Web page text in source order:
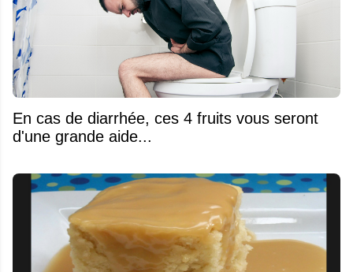
En cas de diarrhée, ces 4 fruits vous seront
d'une grande aide...